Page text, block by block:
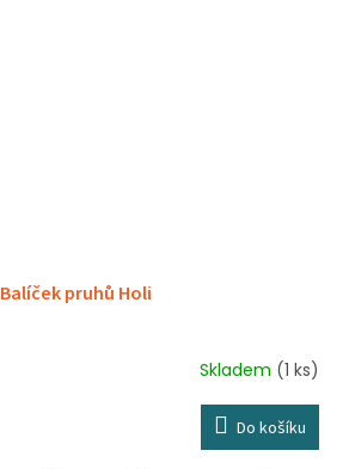
Balíček pruhů Holi
Skladem (1 ks)
Do košíku